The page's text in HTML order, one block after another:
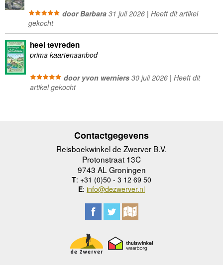
door Barbara31 juli 2026 | Heeft dit artikel
gekocht
heel tevreden
prima kaartenaanbod
door yvon werniers30 juli 2026 | Heeft dit
artikel gekocht
Contactgegevens
Reisboekwinkel de Zwerver B.V.
Protonstraat 13C
9743 AL Groningen
T: +31 (0)50 - 3 12 69 50
E: info@dezwerver.nl